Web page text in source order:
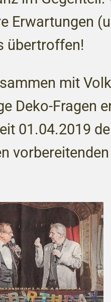
Erwartungen
übertroffen!
mit
Deko-Fragen
01.04.2019